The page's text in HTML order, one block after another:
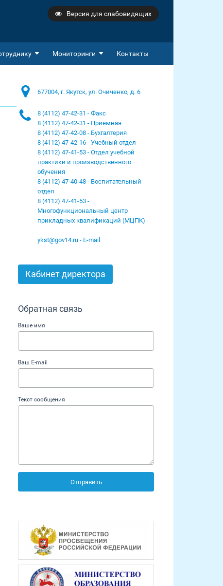
Версия для слабовидящих
Мониторинги Контакты
677004, г. Якутск, ул. Очиченко, д. 6
8 (4112) 47-42-31 - Факс
8 (4112) 47-42-31 - Приемная
8 (4112) 47-42-08 - Бухгалтерия
8 (4112) 47-42-16 - Учебный отдел
8 (4112) 47-41-53 - Отдел учебной
практики и производственного
обучения
8 (4112) 47-40-48 - Воспитательный
отдел
8 (4112) 47-41-53 -
Многофункциональный центр
прикладных квалификаций (МЦПК)
ykst@gov14.ru - E-mail
Кабинет директора
Обратная связь
Ваше имя
Ваш E-mail
Текст сообщения